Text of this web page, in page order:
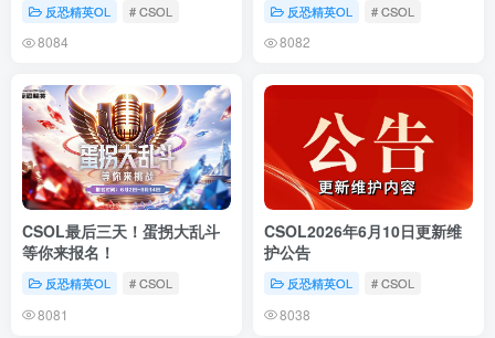
反恐精英OL # CSOL
8084
反恐精英OL # CSOL
8082
CSOL最后三天！蛋拐大乱斗
等你来报名！
反恐精英OL # CSOL
8081
CSOL2026年6月10日更新维
护公告
反恐精英OL # CSOL
8038